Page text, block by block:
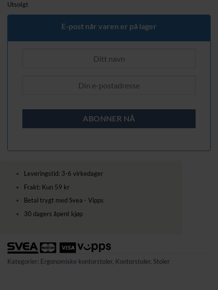
Utsolgt
E-post når varen er på lager
Leveringstid: 3-6 virkedager
Frakt: Kun 59 kr
Betal trygt med Svea - Vipps
30 dagers åpent kjøp
Kategorier: Ergonomiske kontorstoler, Kontorstoler, Stoler